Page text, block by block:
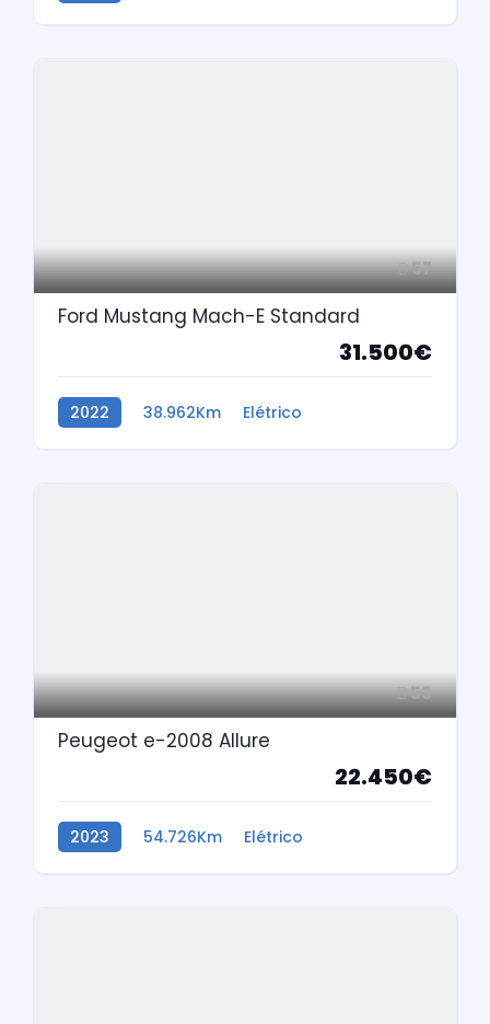
57
Ford Mustang Mach-E Standard
31.500€
2022 38.962Km Elétrico
53
Peugeot e-2008 Allure
22.450€
2023 54.726Km Elétrico